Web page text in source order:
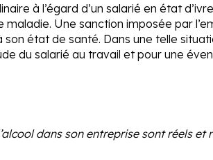
à l’égard d’un salarié en état
Une sanction imposée par
état de santé. Dans une telle
du salarié au travail et pour une
dans son entreprise sont réels et